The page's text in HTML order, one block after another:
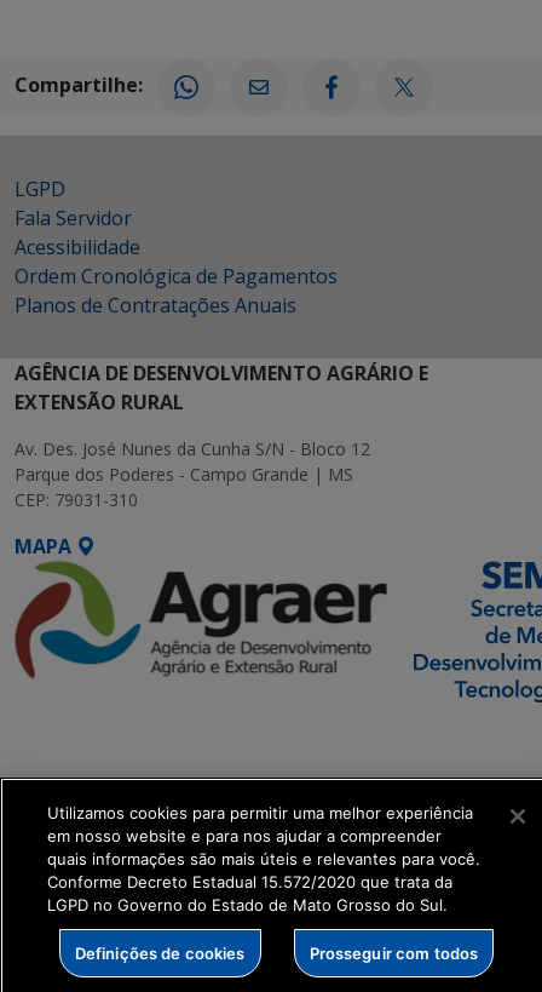
Compartilhe:
LGPD
Fala Servidor
Acessibilidade
Ordem Cronológica de Pagamentos
Planos de Contratações Anuais
AGÊNCIA DE DESENVOLVIMENTO AGRÁRIO E
EXTENSÃO RURAL
Av. Des. José Nunes da Cunha S/N - Bloco 12
Parque dos Poderes - Campo Grande | MS
CEP: 79031-310
MAPA
get_footer();
Utilizamos cookies para permitir uma melhor experiência
em nosso website e para nos ajudar a compreender
quais informações são mais úteis e relevantes para você.
Conforme Decreto Estadual 15.572/2020 que trata da
LGPD no Governo do Estado de Mato Grosso do Sul.
Definições de cookies Prosseguir com todos